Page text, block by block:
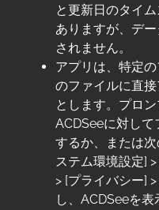
と更新日のタイ
ありますが、デ
されません。
アプリは、特定
のファイルに直
とします。プロ
ACDSeeに対し
するか、または
ステム環境設定]
> [プライバシー]
し、ACDSeeを